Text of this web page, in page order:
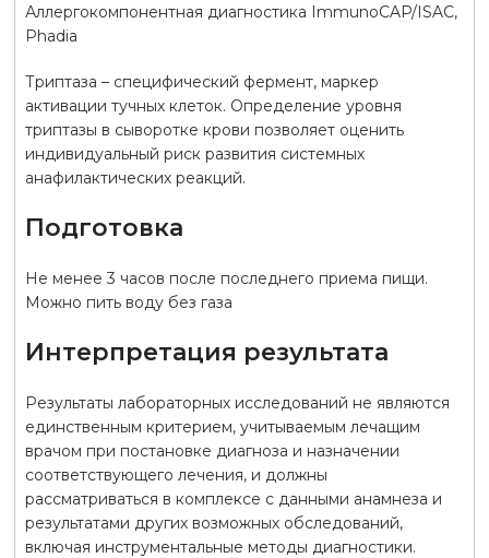
Аллергокомпонентная диагностика ImmunoCAP/ISAC,
Phadia
Триптаза – специфический фермент, маркер
активации тучных клеток. Определение уровня
триптазы в сыворотке крови позволяет оценить
индивидуальный риск развития системных
анафилактических реакций.
Подготовка
Не менее 3 часов после последнего приема пищи.
Можно пить воду без газа
Интерпретация результата
Результаты лабораторных исследований не являются
единственным критерием, учитываемым лечащим
врачом при постановке диагноза и назначении
соответствующего лечения, и должны
рассматриваться в комплексе с данными анамнеза и
результатами других возможных обследований,
включая инструментальные методы диагностики.